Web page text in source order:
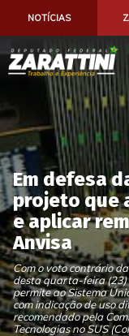
NOTÍCIAS
Em defesa
projeto que
e aplicar
Anvisa
Com o voto contrário
desta quarta-feira (23)
permite ao Sistema
com indicação de uso
recomendado pela
Tecnologias no SUS